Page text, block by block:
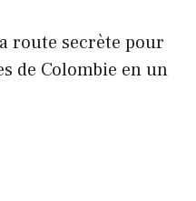
route secrète pour
de Colombie en un